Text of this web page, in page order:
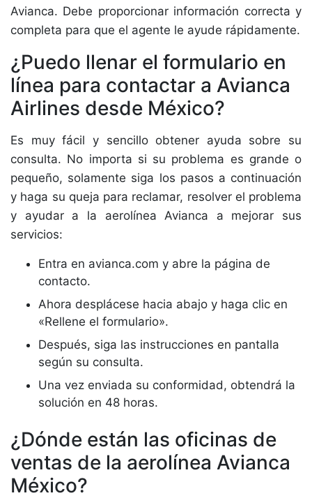
Avianca. Debe proporcionar información correcta y
completa para que el agente le ayude rápidamente.
¿Puedo llenar el formulario en
línea para contactar a Avianca
Airlines desde México?
Es muy fácil y sencillo obtener ayuda sobre su
consulta. No importa si su problema es grande o
pequeño, solamente siga los pasos a continuación
y haga su queja para reclamar, resolver el problema
y ayudar a la aerolínea Avianca a mejorar sus
servicios:
Entra en avianca.com y abre la página de
contacto.
Ahora desplácese hacia abajo y haga clic en
«Rellene el formulario».
Después, siga las instrucciones en pantalla
según su consulta.
Una vez enviada su conformidad, obtendrá la
solución en 48 horas.
¿Dónde están las oficinas de
ventas de la aerolínea Avianca
México?